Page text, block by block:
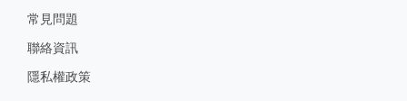
常見問題
聯絡資訊
隱私權政策